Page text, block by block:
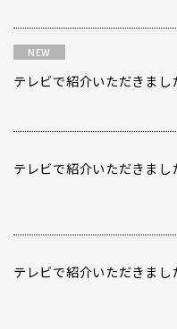
NEW
テレビで紹介いただきまし
テレビで紹介いただきまし
テレビで紹介いただきまし